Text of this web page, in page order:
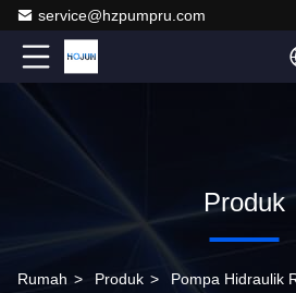
service@hzpumpru.com
Produk
Rumah > Produk > Pompa Hidraulik